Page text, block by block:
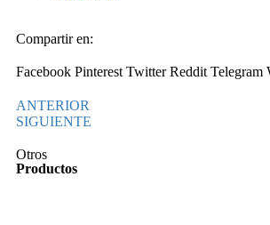
Compartir en:
Facebook Pinterest Twitter Reddit Telegram
ANTERIOR
SIGUIENTE
Otros
Productos